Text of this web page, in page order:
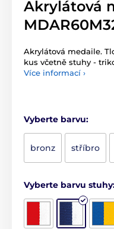
Akrylátová
Akrylátová medaile.
kus včetně stuhy -
Více informací ›
Vyberte barvu:
bronz stříbro
Vyberte barvu